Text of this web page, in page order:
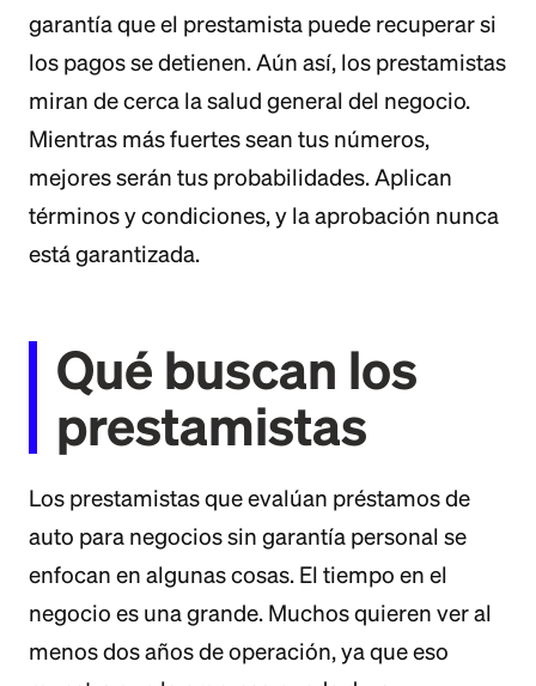
garantía que el prestamista puede recuperar si
los pagos se detienen. Aún así, los prestamistas
miran de cerca la salud general del negocio.
Mientras más fuertes sean tus números,
mejores serán tus probabilidades. Aplican
términos y condiciones, y la aprobación nunca
está garantizada.
Qué buscan los
prestamistas
Los prestamistas que evalúan préstamos de
auto para negocios sin garantía personal se
enfocan en algunas cosas. El tiempo en el
negocio es una grande. Muchos quieren ver al
menos dos años de operación, ya que eso